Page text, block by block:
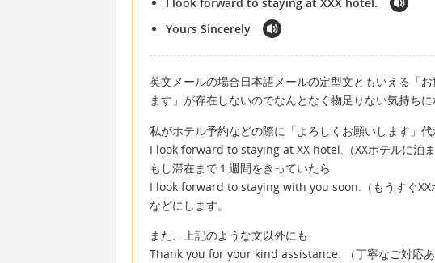
I look forward to staying at XXX hotel.
Yours Sincerely
英文メールの場合日本語メールの定型文ともいえる「
ます」が存在しないのでなんとなく物足りない気持ちに
私がホテル予約などの際に「よろしくお願いします」
I look forward to staying at XX hotel.（XXホテルに泊ま
もし滞在まで１週間をきっていたら
I look forward to staying with you soon.（もうすぐXX
などにします。
また、上記のような文以外にも
Thank you for your kind assistance. （丁寧なご対応